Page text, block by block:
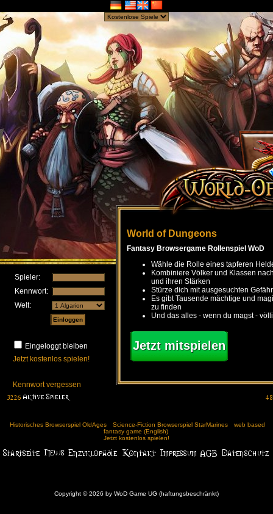
Spieler:
Kennwort:
Welt:
Eingeloggt bleiben
Jetzt kostenlos spielen!
Kennwort vergessen
World of Dungeons
Fantasy Browsergame Rollenspiel WoD
Wähle die Rolle eines tapferen
Kombiniere Völker und Klassen
und ihren Stärken
Stürze dich mit ausgesuchten
Es gibt Tausende mächtige und
zu finden
Und das alles - wenn du magst -
Jetzt mitspielen
Historisches Browserspiel OldAges Science-Fiction Browserspiel StarMarines
web based
fantasy game (English)
Jetzt kostenlos spielen!
Copyright © 2026 by WoD Game UG (haftungsbeschränkt)